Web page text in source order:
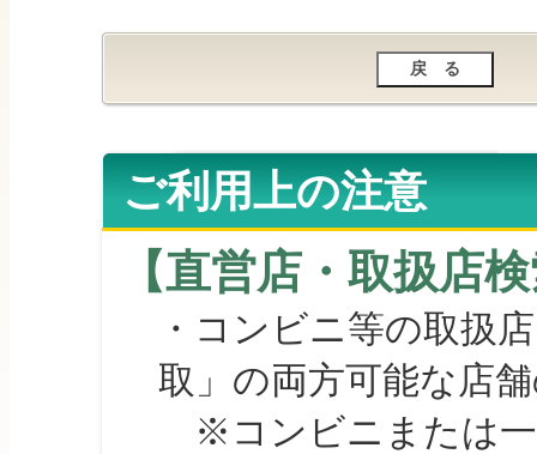
ご利用上の注意
【直営店・取扱店
・コンビニ等の取扱
取」の両方可能な店
※コンビニまたは一